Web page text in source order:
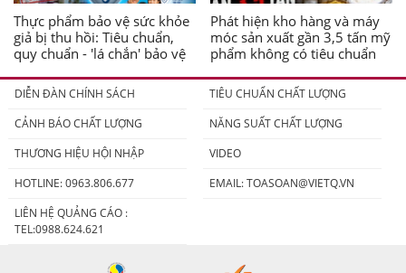
Thực phẩm bảo vệ sức khỏe
giả bị thu hồi: Tiêu chuẩn,
quy chuẩn - 'lá chắn' bảo vệ
Phát hiện kho hàng và máy
móc sản xuất gần 3,5 tấn mỹ
phẩm không có tiêu chuẩn
DIỄN ĐÀN CHÍNH SÁCH
TIÊU CHUẨN CHẤT LƯỢNG
CẢNH BÁO CHẤT LƯỢNG
NĂNG SUẤT CHẤT LƯỢNG
THƯƠNG HIỆU HỘI NHẬP
VIDEO
HOTLINE: 0963.806.677
EMAIL:TOASOAN@VIETQ.VN
LIÊN HỆ QUẢNG CÁO :
TEL:0988.624.621